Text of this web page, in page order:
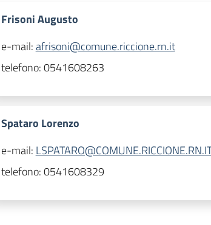
Frisoni Augusto
e-mail:afrisoni@comune.riccione.rn.it
telefono:0541608263
Spataro Lorenzo
e-mail:
telefono:0541608329